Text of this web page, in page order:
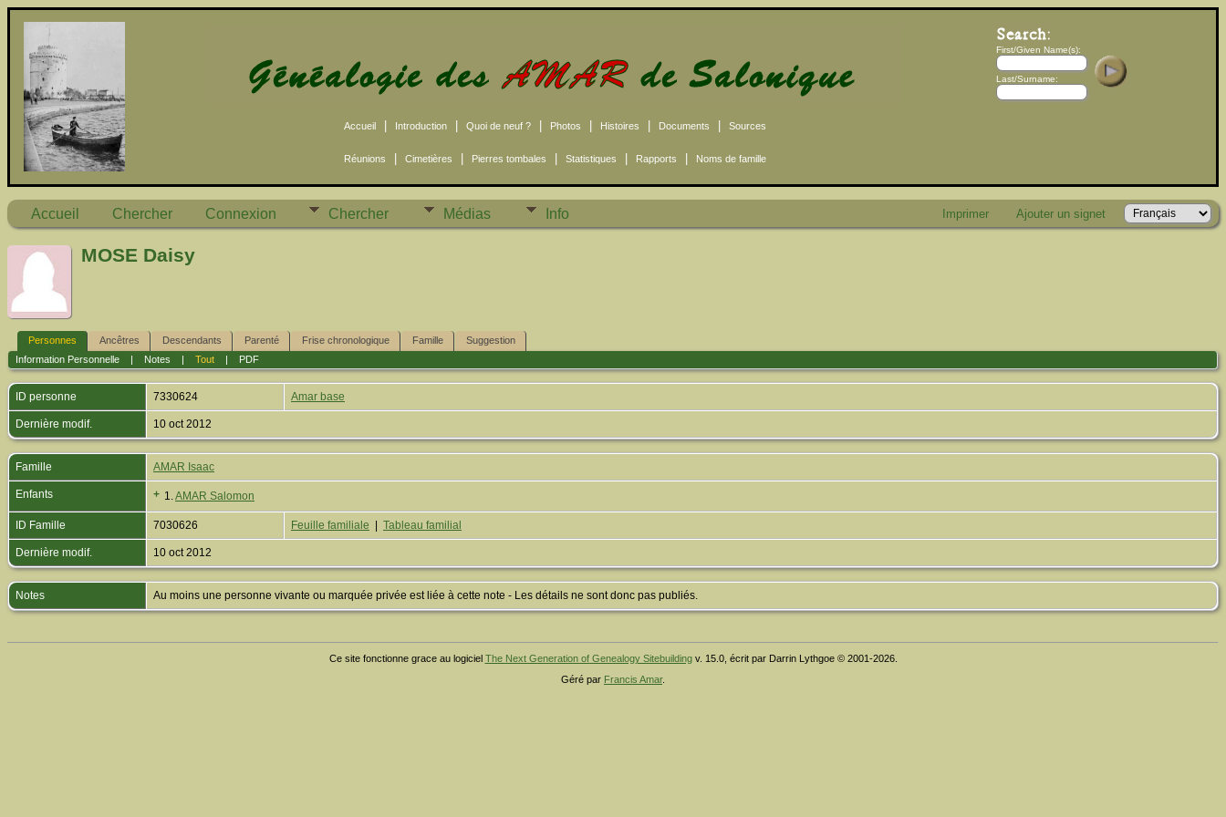
Accueil Introduction Quoi de neuf ? Photos Histoires Documents Sources
Réunions Cimetières Pierres tombales Statistiques Rapports Noms de famille
First/Given Name(s):
Last/Surname:
Accueil Chercher Connexion Chercher Médias Info Imprimer Ajouter un signet
MOSE Daisy
Personnes Ancêtres Descendants Parenté Frise chronologique Famille
Suggestion
Information Personnelle| Notes Tout| PDF
ID personne 7330624 Amar base
Dernière modif. 10 oct 2012
Famille AMAR Isaac
Enfants + 1.AMAR Salomon
ID Famille 7030626 Feuille familiale Tableau familial
Dernière modif. 10 oct 2012
Notes Au moins une personne vivante ou marquée privée est liée à cette note - Les détails ne sont donc pas publiés.
Ce site fonctionne grace au logiciel The Next Generation of Genealogy Sitebuildingv. 15.0, écrit par Darrin Lythgoe © 2001-2026.
Géré par Francis Amar.